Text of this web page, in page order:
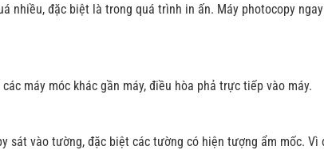
nhiều, đặc biệt là trong quá trình in ấn. Máy photocopy
máy móc khác gần máy, điều hòa phả trực tiếp vào máy.
sát vào tường, đặc biệt các tường có hiện tượng ẩm mốc.